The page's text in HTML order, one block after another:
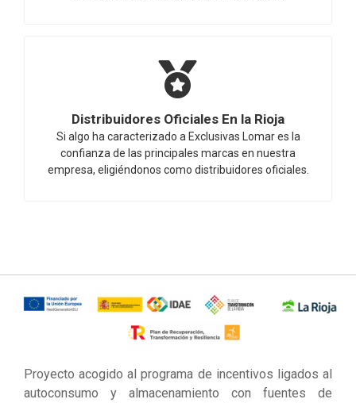
Distribuidores Oficiales En la Rioja
Si algo ha caracterizado a Exclusivas Lomar es la
confianza de las principales marcas en nuestra
empresa, eligiéndonos como distribuidores oficiales.
Proyecto acogido al programa de incentivos ligados al
autoconsumo y almacenamiento con fuentes de